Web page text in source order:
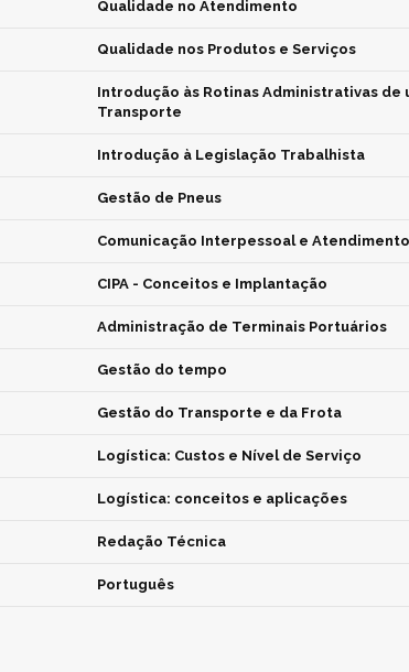
Qualidade no Atendimento
Qualidade nos Produtos e Serviços
Introdução às Rotinas Administrativas de
Transporte
Introdução à Legislação Trabalhista
Gestão de Pneus
Comunicação Interpessoal e
CIPA - Conceitos e Implantação
Administração de Terminais Portuários
Gestão do tempo
Gestão do Transporte e da Frota
Logística: Custos e Nível de Serviço
Logística: conceitos e aplicações
Redação Técnica
Português